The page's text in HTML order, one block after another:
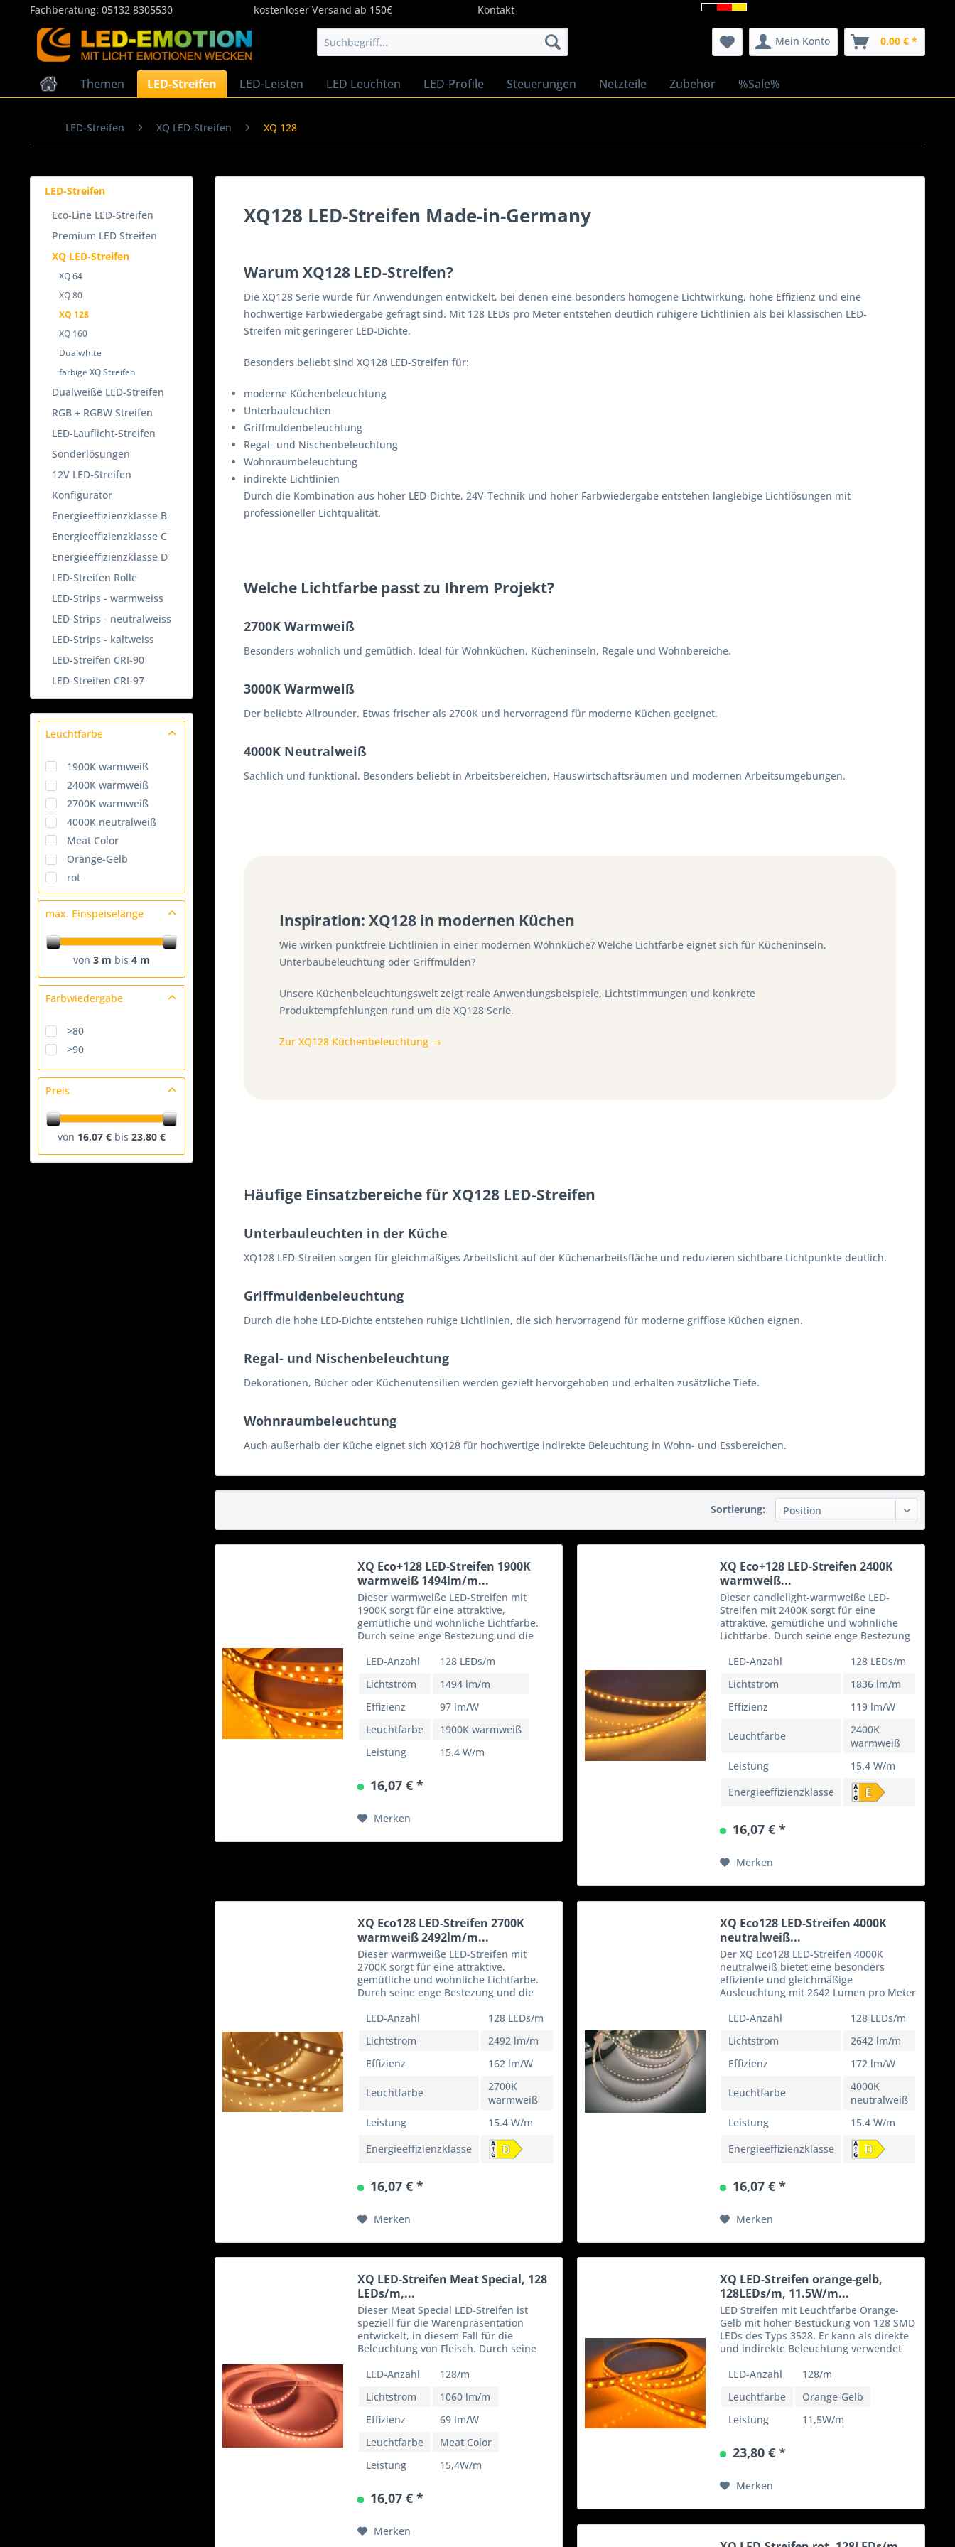
Fachberatung: 05132 8305530 kostenloser Versand ab 150€ Kontakt
Mein Konto 0,00 € *
Themen LED-Streifen LED-Leisten LED Leuchten LED-Profile Steuerungen Netzteile Zubehör %Sale%
LED-Streifen XQ LED-Streifen XQ 128
LED-Streifen
Eco-Line LED-Streifen
Premium LED Streifen
XQ LED-Streifen
XQ 64
XQ 80
XQ 128
XQ 160
Dualwhite
farbige XQ Streifen
Dualweiße LED-Streifen
RGB + RGBW Streifen
LED-Lauflicht-Streifen
Sonderlösungen
12V LED-Streifen
Konfigurator
Energieeffizienzklasse B
Energieeffizienzklasse C
Energieeffizienzklasse D
LED-Streifen Rolle
LED-Strips - warmweiss
LED-Strips - neutralweiss
LED-Strips - kaltweiss
LED-Streifen CRI-90
LED-Streifen CRI-97
Leuchtfarbe
1900K warmweiß
2400K warmweiß
2700K warmweiß
4000K neutralweiß
Meat Color
Orange-Gelb
rot
max. Einspeiselänge
von 3 m bis 4 m
Farbwiedergabe
>80
>90
Preis
von 16,07 € bis 23,80 €
XQ128 LED-Streifen Made-in-Germany
Warum XQ128 LED-Streifen?
Die XQ128 Serie wurde für Anwendungen entwickelt, bei denen eine besonders homogene Lichtwirkung, hohe Effizienz und eine
hochwertige Farbwiedergabe gefragt sind. Mit 128 LEDs pro Meter entstehen deutlich ruhigere Lichtlinien als bei klassischen LED-
Streifen mit geringerer LED-Dichte.
Besonders beliebt sind XQ128 LED-Streifen für:
moderne Küchenbeleuchtung
Unterbauleuchten
Griffmuldenbeleuchtung
Regal- und Nischenbeleuchtung
Wohnraumbeleuchtung
indirekte Lichtlinien
Durch die Kombination aus hoher LED-Dichte, 24V-Technik und hoher Farbwiedergabe entstehen langlebige Lichtlösungen mit
professioneller Lichtqualität.
Welche Lichtfarbe passt zu Ihrem Projekt?
2700K Warmweiß
Besonders wohnlich und gemütlich. Ideal für Wohnküchen, Kücheninseln, Regale und Wohnbereiche.
3000K Warmweiß
Der beliebte Allrounder. Etwas frischer als 2700K und hervorragend für moderne Küchen geeignet.
4000K Neutralweiß
Sachlich und funktional. Besonders beliebt in Arbeitsbereichen, Hauswirtschaftsräumen und modernen Arbeitsumgebungen.
Inspiration: XQ128 in modernen Küchen
Wie wirken punktfreie Lichtlinien in einer modernen Wohnküche? Welche Lichtfarbe eignet sich für Kücheninseln,
Unterbaubeleuchtung oder Griffmulden?
Unsere Küchenbeleuchtungswelt zeigt reale Anwendungsbeispiele, Lichtstimmungen und konkrete
Produktempfehlungen rund um die XQ128 Serie.
Zur XQ128 Küchenbeleuchtung →
Häufige Einsatzbereiche für XQ128 LED-Streifen
Unterbauleuchten in der Küche
XQ128 LED-Streifen sorgen für gleichmäßiges Arbeitslicht auf der Küchenarbeitsfläche und reduzieren sichtbare Lichtpunkte deutlich.
Griffmuldenbeleuchtung
Durch die hohe LED-Dichte entstehen ruhige Lichtlinien, die sich hervorragend für moderne grifflose Küchen eignen.
Regal- und Nischenbeleuchtung
Dekorationen, Bücher oder Küchenutensilien werden gezielt hervorgehoben und erhalten zusätzliche Tiefe.
Wohnraumbeleuchtung
Auch außerhalb der Küche eignet sich XQ128 für hochwertige indirekte Beleuchtung in Wohn- und Essbereichen.
Sortierung:
XQ Eco+128 LED-Streifen 1900K
warmweiß 1494lm/m...
Dieser warmweiße LED-Streifen mit
1900K sorgt für eine attraktive,
gemütliche und wohnliche Lichtfarbe.
Durch seine enge Bestezung und die
häufig in Wohnungen, Geschäften oder
LED-Anzahl
128 LEDs/m
Lichtstrom
1494 lm/m
Effizienz
97 lm/W
Leuchtfarbe
1900K warmweiß
Leistung
15.4 W/m
16,07 € *
Merken
XQ Eco+128 LED-Streifen 2400K
warmweiß...
Dieser candlelight-warmweiße LED-
Streifen mit 2400K sorgt für eine
attraktive, gemütliche und wohnliche
Lichtfarbe. Durch seine enge Bestezung
Streifen häufig in Wohnungen oder
LED-Anzahl
128 LEDs/m
Lichtstrom
1836 lm/m
Effizienz
119 lm/W
Leuchtfarbe
2400K
warmweiß
Leistung
15.4 W/m
Energieeffizienzklasse
16,07 € *
Merken
XQ Eco128 LED-Streifen 2700K
warmweiß 2492lm/m...
Dieser warmweiße LED-Streifen mit
2700K sorgt für eine attraktive,
gemütliche und wohnliche Lichtfarbe.
Durch seine enge Bestezung und die
häufig in in Räumen oder Teilbereichen
LED-Anzahl
128 LEDs/m
Lichtstrom
2492 lm/m
Effizienz
162 lm/W
Leuchtfarbe
2700K
warmweiß
Leistung
15.4 W/m
Energieeffizienzklasse
16,07 € *
Merken
XQ Eco128 LED-Streifen 4000K
neutralweiß...
Der XQ Eco128 LED-Streifen 4000K
neutralweiß bietet eine besonders
effiziente und gleichmäßige
Ausleuchtung mit 2642 Lumen pro Meter
172 lm/W Effizienz eignet sich dieser 24
LED-Anzahl
128 LEDs/m
Lichtstrom
2642 lm/m
Effizienz
172 lm/W
Leuchtfarbe
4000K
neutralweiß
Leistung
15.4 W/m
Energieeffizienzklasse
16,07 € *
Merken
XQ LED-Streifen Meat Special, 128
LEDs/m,...
Dieser Meat Special LED-Streifen ist
speziell für die Warenpräsentation
entwickelt, in diesem Fall für die
Beleuchtung von Fleisch. Durch seine
eine homogene Ausleuchtung. -
LED-Anzahl
128/m
Lichtstrom
1060 lm/m
Effizienz
69 lm/W
Leuchtfarbe
Meat Color
Leistung
15,4W/m
16,07 € *
Merken
XQ LED-Streifen orange-gelb,
128LEDs/m, 11.5W/m...
LED Streifen mit Leuchtfarbe Orange-
Gelb mit hoher Bestückung von 128 SMD
LEDs des Typs 3528. Er kann als direkte
und indirekte Beleuchtung verwendet
Stromverbrauch von 11,5W/m. Dieses
LED-Anzahl
128/m
Leuchtfarbe
Orange-Gelb
Leistung
11,5W/m
23,80 € *
Merken